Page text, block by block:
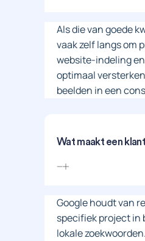
Als die van goede
vaak zelf langs om
website-indeling
optimaal
beelden in een
Wat maakt een
Google houdt van
specifiek project in
lokale